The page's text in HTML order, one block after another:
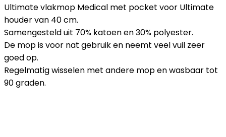
Ultimate vlakmop Medical met pocket voor Ultimate
houder van 40 cm.
Samengesteld uit 70% katoen en 30% polyester.
De mop is voor nat gebruik en neemt veel vuil zeer
goed op.
Regelmatig wisselen met andere mop en wasbaar tot
90 graden.